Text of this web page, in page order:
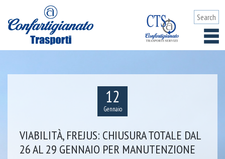
12
Gennaio
VIABILITÀ, FREJUS: CHIUSURA TOTALE DAL
26 AL 29 GENNAIO PER MANUTENZIONE